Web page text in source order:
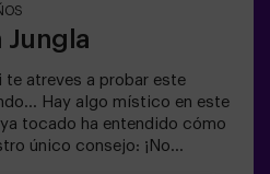
Jungla
te atreves a probar este
Hay algo místico en este
tocado ha entendido cómo
único consejo: ¡No